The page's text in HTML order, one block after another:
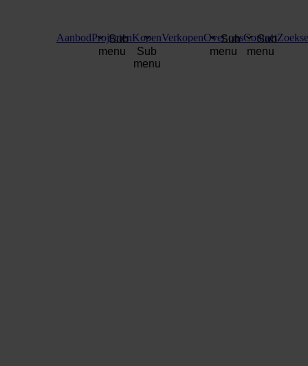
AanbodProjecten
Sub
menu
Kopen
Sub
menu
VerkopenOver ons
Sub
menu
Contact
Sub
menu